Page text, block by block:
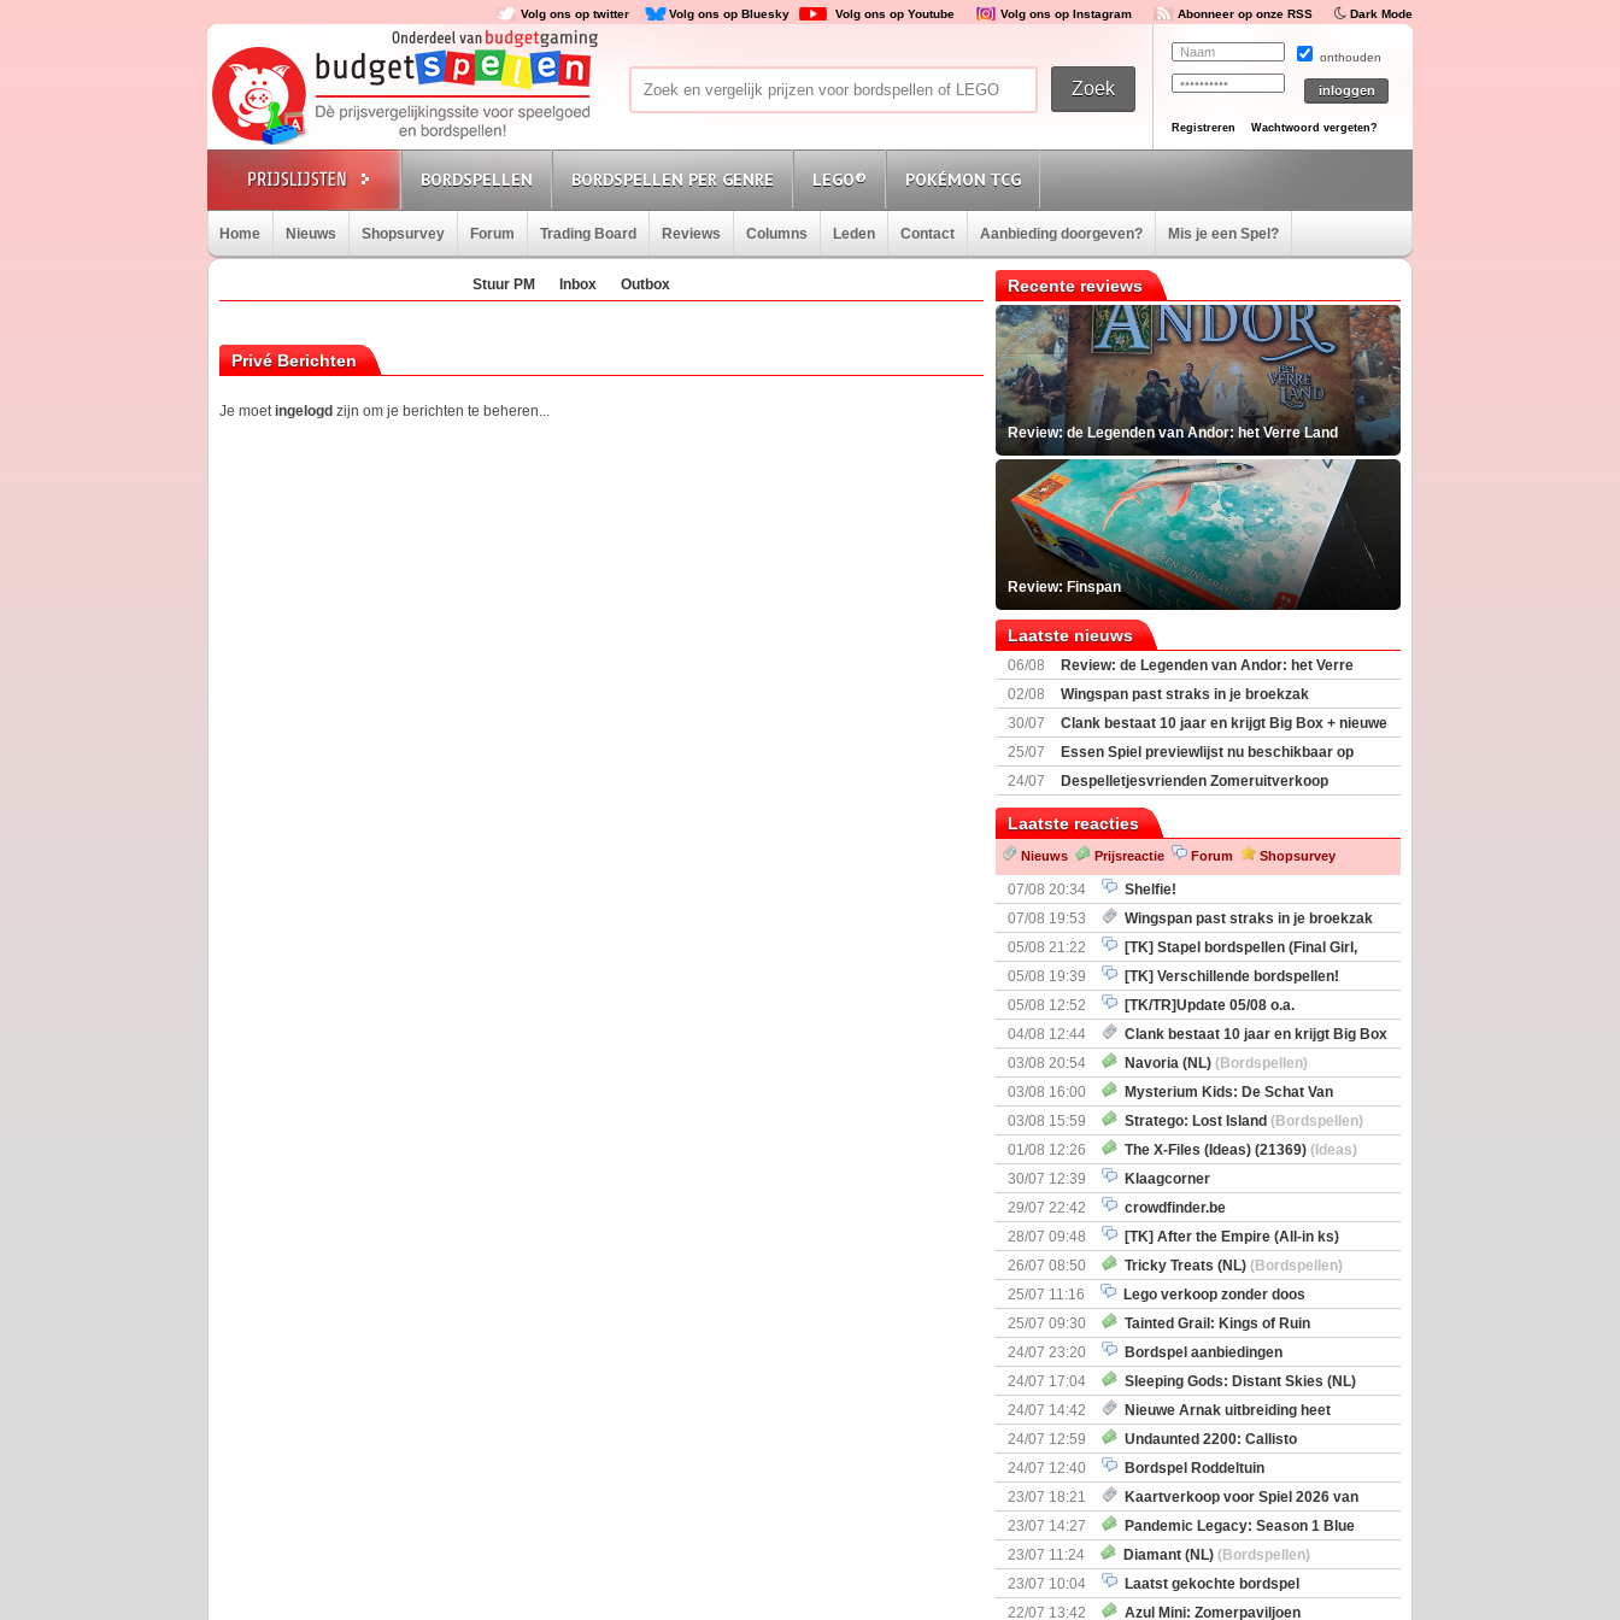
Volg ons op twitter Volg ons op Bluesky Volg ons op Youtube Volg ons op Instagram Abonneer op onze RSS Dark Mode
onthouden
Registreren Wachtwoord vergeten?
BORDSPELLEN BORDSPELLEN PER GENRE LEGO® POKÉMON TCG
Home Nieuws Shopsurvey Forum Trading Board Reviews Columns Leden Contact Aanbieding doorgeven? Mis je een Spel?
Stuur PM Inbox Outbox
Privé Berichten
Je moetingelogd zijn om je berichten te beheren...
Recente reviews
Review: de Legenden van Andor: het Verre Land
Review: Finspan
Laatste nieuws
06/08
Review: de Legenden van Andor: het Verre
Land
02/08
Wingspan past straks in je broekzak
30/07
Clank bestaat 10 jaar en krijgt Big Box + nieuwe
uitbreiding
25/07
Essen Spiel previewlijst nu beschikbaar op
Boardgamegeek
24/07
Despelletjesvrienden Zomeruitverkoop
Laatste reacties
Nieuws Prijsreactie Forum Shopsurvey
07/08 20:34
Shelfie!
07/08 19:53
Wingspan past straks in je broekzak
05/08 21:22
[TK] Stapel bordspellen (Final Girl,
Nemesis Retaliation, Zombicide Invader)
05/08 19:39
[TK] Verschillende bordspellen!
05/08 12:52
[TK/TR]Update 05/08 o.a.
Prijsverlagingen, Imperium Horizons, 20 Strong
04/08 12:44
Clank bestaat 10 jaar en krijgt Big Box
+ nieuwe uitbreiding
03/08 20:54 Navoria (NL) (Bordspellen)
03/08 16:00
Mysterium Kids: De Schat Van
Kapitein Boe
(Bordspellen)
03/08 15:59 Stratego: Lost Island (Bordspellen)
01/08 12:26
The X-Files (Ideas) (21369) (Ideas)
30/07 12:39
Klaagcorner
29/07 22:42
crowdfinder.be
28/07 09:48
[TK] After the Empire (All-in ks)
26/07 08:50
Tricky Treats (NL) (Bordspellen)
25/07 11:16
Lego verkoop zonder doos
25/07 09:30
Tainted Grail: Kings of Ruin
Uitbreiding: Wyrd Encounters(Bordspellen)
24/07 23:20
Bordspel aanbiedingen
24/07 17:04
Sleeping Gods: Distant Skies (NL)
(Bordspellen)
24/07 14:42
Nieuwe Arnak uitbreiding heet
Surprise Shipments
24/07 12:59
Undaunted 2200: Callisto
(Bordspellen)
24/07 12:40
Bordspel Roddeltuin
23/07 18:21
Kaartverkoop voor Spiel 2026 van
start
23/07 14:27
Pandemic Legacy: Season 1 Blue
(Bordspellen)
23/07 11:24 Diamant (NL) (Bordspellen)
23/07 10:04
Laatst gekochte bordspel
22/07 13:42
Azul Mini: Zomerpaviljoen